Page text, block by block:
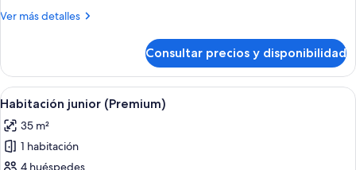
Ver más detalles
Más
junior
(Premium)
Consultar precios y disponibilidad
Abrir
todas
las
fotos
Una habitación de hotel moderna
9
Habitación junior (Premium)
35 m²
1 habitación
4 huéspedes